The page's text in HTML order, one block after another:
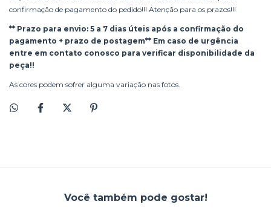
confirmação de pagamento do pedido!!! Atenção para os prazos!!!
** Prazo para envio: 5 a 7 dias úteis após a confirmação do
pagamento + prazo de postagem** Em caso de urgência
entre em contato conosco para verificar disponibilidade da
peça!!
As cores podem sofrer alguma variação nas fotos.
Você também pode gostar!